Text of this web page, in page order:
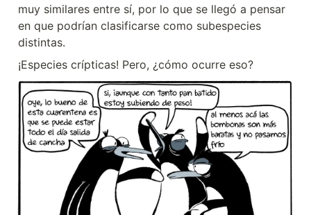
muy similares entre sí, por lo que se llegó a pensar
en que podrían clasificarse como subespecies
distintas.
¡Especies crípticas! Pero, ¿cómo ocurre eso?